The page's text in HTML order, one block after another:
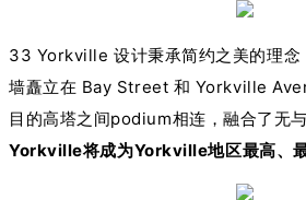
33 Yorkville 设计秉承简约之美的理念
墙矗立在 Bay Street 和 Yorkville
目的高塔之间podium相连，融合了无与
Yorkville将成为Yorkville地区最高、最